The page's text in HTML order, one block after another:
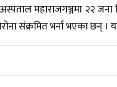
अस्पताल महाराजगञ्जमा २२
संक्रमित भर्ना भएका छन्